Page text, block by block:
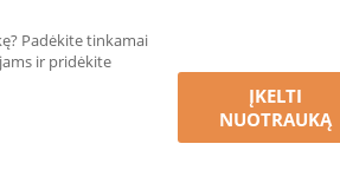
Padėkite tinkamai
ir pridėkite
ĮKELTI
NUOTRAUKĄ